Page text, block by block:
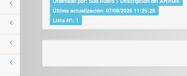
Última actualización: 07/08/2026 11:25:28
Lista Nº: 1